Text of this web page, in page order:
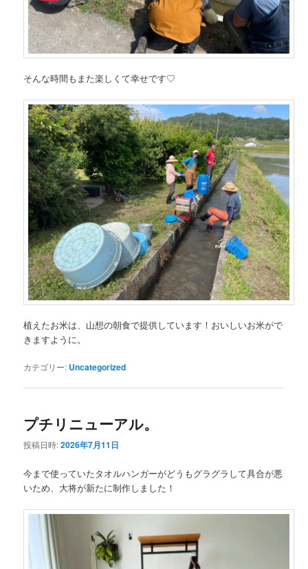
そんな時間もまた楽しくて幸せです♡
植えたお米は、山想の朝食で提供しています！おいしいお米がで
きますように。
カテゴリー: Uncategorized
プチリニューアル。
投稿日時:2026年7月11日
今まで使っていたタオルハンガーがどうもグラグラして具合が悪
いため、大将が新たに制作しました！